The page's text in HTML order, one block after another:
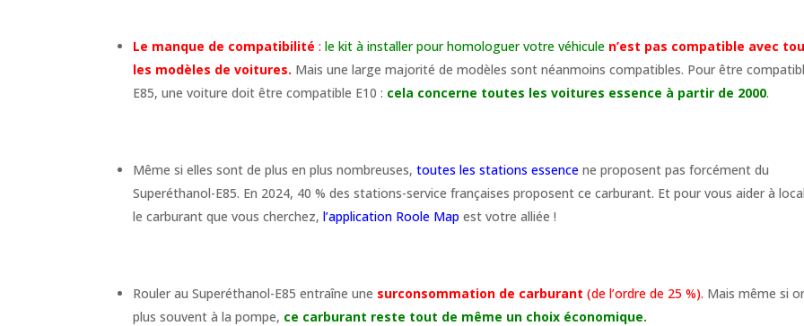
Le manque de compatibilité: le kit à installer pour homologuer votre véhicule n’est pas compatible avec
les modèles de voitures. Mais une large majorité de modèles sont néanmoins compatibles. Pour être
E85, une voiture doit être compatible E10 : cela concerne toutes les voitures essence à partir de 2000.
Même si elles sont de plus en plus nombreuses,toutes les stations essence ne proposent pas forcément du
Superéthanol-E85. En 2024, 40 % des stations-service françaises proposent ce carburant. Et pour vous aider à
le carburant que vous cherchez, l’application Roole Map est votre alliée !
Rouler au Superéthanol-E85 entraîne une surconsommation de carburant (de l’ordre de 25 %). Mais même si
plus souvent à la pompe, ce carburant reste tout de même un choix économique.